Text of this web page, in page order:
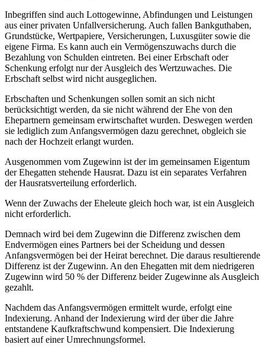
Inbegriffen sind auch Lottogewinne, Abfindungen und Leistungen
aus einer privaten Unfallversicherung. Auch fallen Bankguthaben,
Grundstücke, Wertpapiere, Versicherungen, Luxusgüter sowie die
eigene Firma. Es kann auch ein Vermögenszuwachs durch die
Bezahlung von Schulden eintreten. Bei einer Erbschaft oder
Schenkung erfolgt nur der Ausgleich des Wertzuwaches. Die
Erbschaft selbst wird nicht ausgeglichen.
Erbschaften und Schenkungen sollen somit an sich nicht
berücksichtigt werden, da sie nicht während der Ehe von den
Ehepartnern gemeinsam erwirtschaftet wurden. Deswegen werden
sie lediglich zum Anfangsvermögen dazu gerechnet, obgleich sie
nach der Hochzeit erlangt wurden.
Ausgenommen vom Zugewinn ist der im gemeinsamen Eigentum
der Ehegatten stehende Hausrat. Dazu ist ein separates Verfahren
der Hausratsverteilung erforderlich.
Wenn der Zuwachs der Eheleute gleich hoch war, ist ein Ausgleich
nicht erforderlich.
Demnach wird bei dem Zugewinn die Differenz zwischen dem
Endvermögen eines Partners bei der Scheidung und dessen
Anfangsvermögen bei der Heirat berechnet. Die daraus resultierende
Differenz ist der Zugewinn. An den Ehegatten mit dem niedrigeren
Zugewinn wird 50 % der Differenz beider Zugewinne als Ausgleich
gezahlt.
Nachdem das Anfangsvermögen ermittelt wurde, erfolgt eine
Indexierung. Anhand der Indexierung wird der über die Jahre
entstandene Kaufkraftschwund kompensiert. Die Indexierung
basiert auf einer Umrechnungsformel.